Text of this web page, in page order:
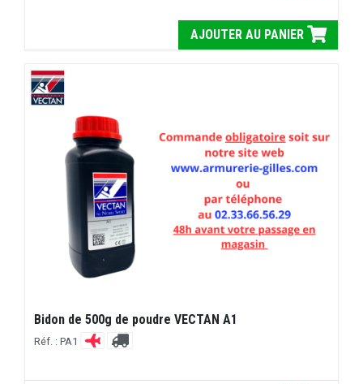
AJOUTER AU PANIER
Bidon de 500g de poudre VECTAN A1
Réf. : PA1